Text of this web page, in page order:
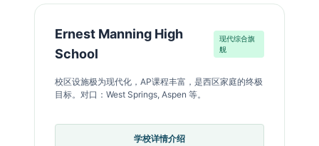
Ernest Manning High
School
现代综合旗
舰
校区设施极为现代化，AP课程丰富，是西区家庭的终极
目标。对口：West Springs, Aspen 等。
学校详情介绍